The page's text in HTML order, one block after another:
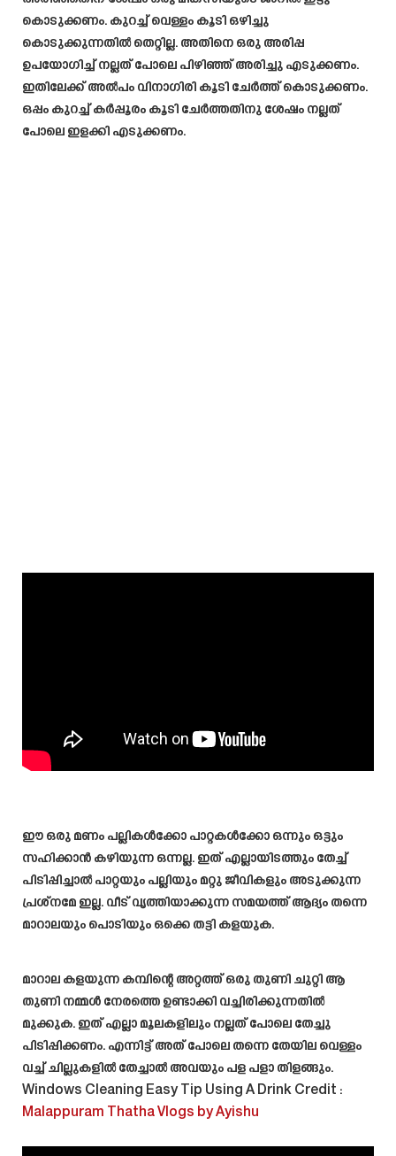
കൊടുക്കണം. കുറച്ച് വെള്ളം കൂടി ഒഴിച്ചു
കൊടുക്കുന്നതിൽ തെറ്റില്ല. അതിനെ ഒരു അരിപ്പ
ഉപയോഗിച്ച് നല്ലത് പോലെ പിഴിഞ്ഞ് അരിച്ചു എടുക്കണം.
ഇതിലേക്ക് അൽപം വിനാഗിരി കൂടി ചേർത്ത് കൊടുക്കണം.
ഒപ്പം കുറച്ച് കർപ്പൂരം കൂടി ചേർത്തതിനു ശേഷം നല്ലത്
പോലെ ഇളക്കി എടുക്കണം.
ഈ ഒരു മണം പല്ലികൾക്കോ പാറ്റകൾക്കോ ഒന്നും ഒട്ടും
സഹിക്കാൻ കഴിയുന്ന ഒന്നല്ല. ഇത് എല്ലായിടത്തും തേച്ച്
പിടിപ്പിച്ചാൽ പാറ്റയും പല്ലിയും മറ്റു ജീവികളും അടുക്കുന്ന
പ്രശ്നമേ ഇല്ല. വീട് വൃത്തിയാക്കുന്ന സമയത്ത് ആദ്യം തന്നെ
മാറാലയും പൊടിയും ഒക്കെ തട്ടി കളയുക.
മാറാല കളയുന്ന കമ്പിന്റെ അറ്റത്ത് ഒരു തുണി ചുറ്റി ആ
തുണി നമ്മൾ നേരത്തെ ഉണ്ടാക്കി വച്ചിരിക്കുന്നതിൽ
മുക്കുക. ഇത് എല്ലാ മൂലകളിലും നല്ലത് പോലെ തേച്ചു
പിടിപ്പിക്കണം. എന്നിട്ട് അത്‌ പോലെ തന്നെ തേയില വെള്ളം
വച്ച് ചില്ലുകളിൽ തേച്ചാൽ അവയും പള പളാ തിളങ്ങും.
Windows Cleaning Easy Tip Using A Drink Credit :
Malappuram Thatha Vlogs by Ayishu